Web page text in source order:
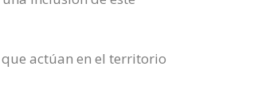
actúan en el territorio